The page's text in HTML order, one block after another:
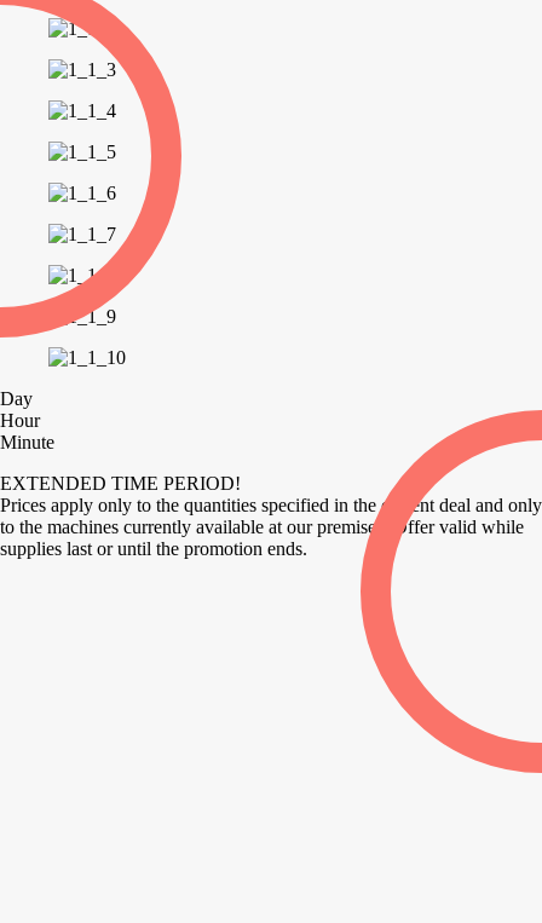
Day
Hour
Minute
EXTENDED TIME PERIOD!
Prices apply only to the quantities specified in the current deal and only
to the machines currently available at our premises. Offer valid while
supplies last or until the promotion ends.